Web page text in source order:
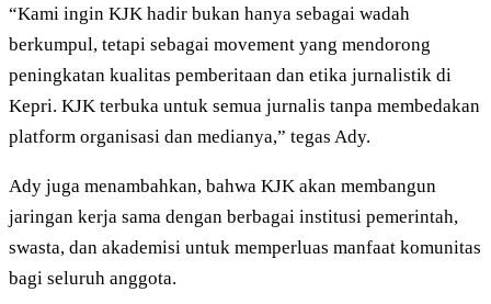
“Kami ingin KJK hadir bukan hanya sebagai wadah
berkumpul, tetapi sebagai movement yang mendorong
peningkatan kualitas pemberitaan dan etika jurnalistik di
Kepri. KJK terbuka untuk semua jurnalis tanpa membedakan
platform organisasi dan medianya,” tegas Ady.
Ady juga menambahkan, bahwa KJK akan membangun
jaringan kerja sama dengan berbagai institusi pemerintah,
swasta, dan akademisi untuk memperluas manfaat komunitas
bagi seluruh anggota.